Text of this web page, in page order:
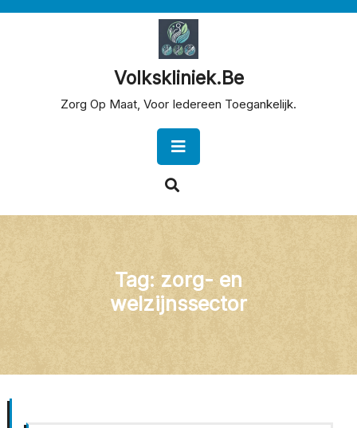
Volkskliniek.be
Zorg Op Maat, Voor Iedereen Toegankelijk.
Button
Tag: zorg- en
welzijnssector